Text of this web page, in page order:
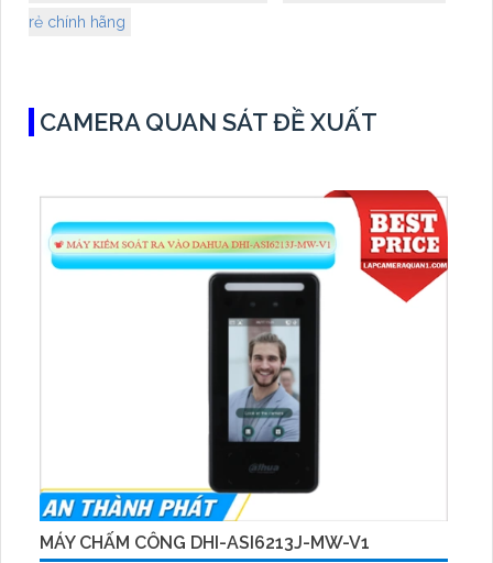
rẻ chính hãng
CAMERA QUAN SÁT ĐỀ XUẤT
MÁY CHẤM CÔNG DHI-ASI6213J-MW-V1